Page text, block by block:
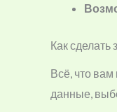
Как сделать
Всё, что вам
данные,